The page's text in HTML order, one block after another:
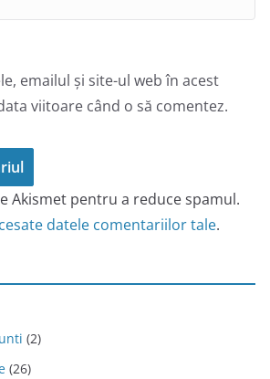
emailul și site-ul web în acest
viitoare când o să comentez.
Akismet pentru a reduce spamul.
datele comentariilor tale.
(2)
(26)